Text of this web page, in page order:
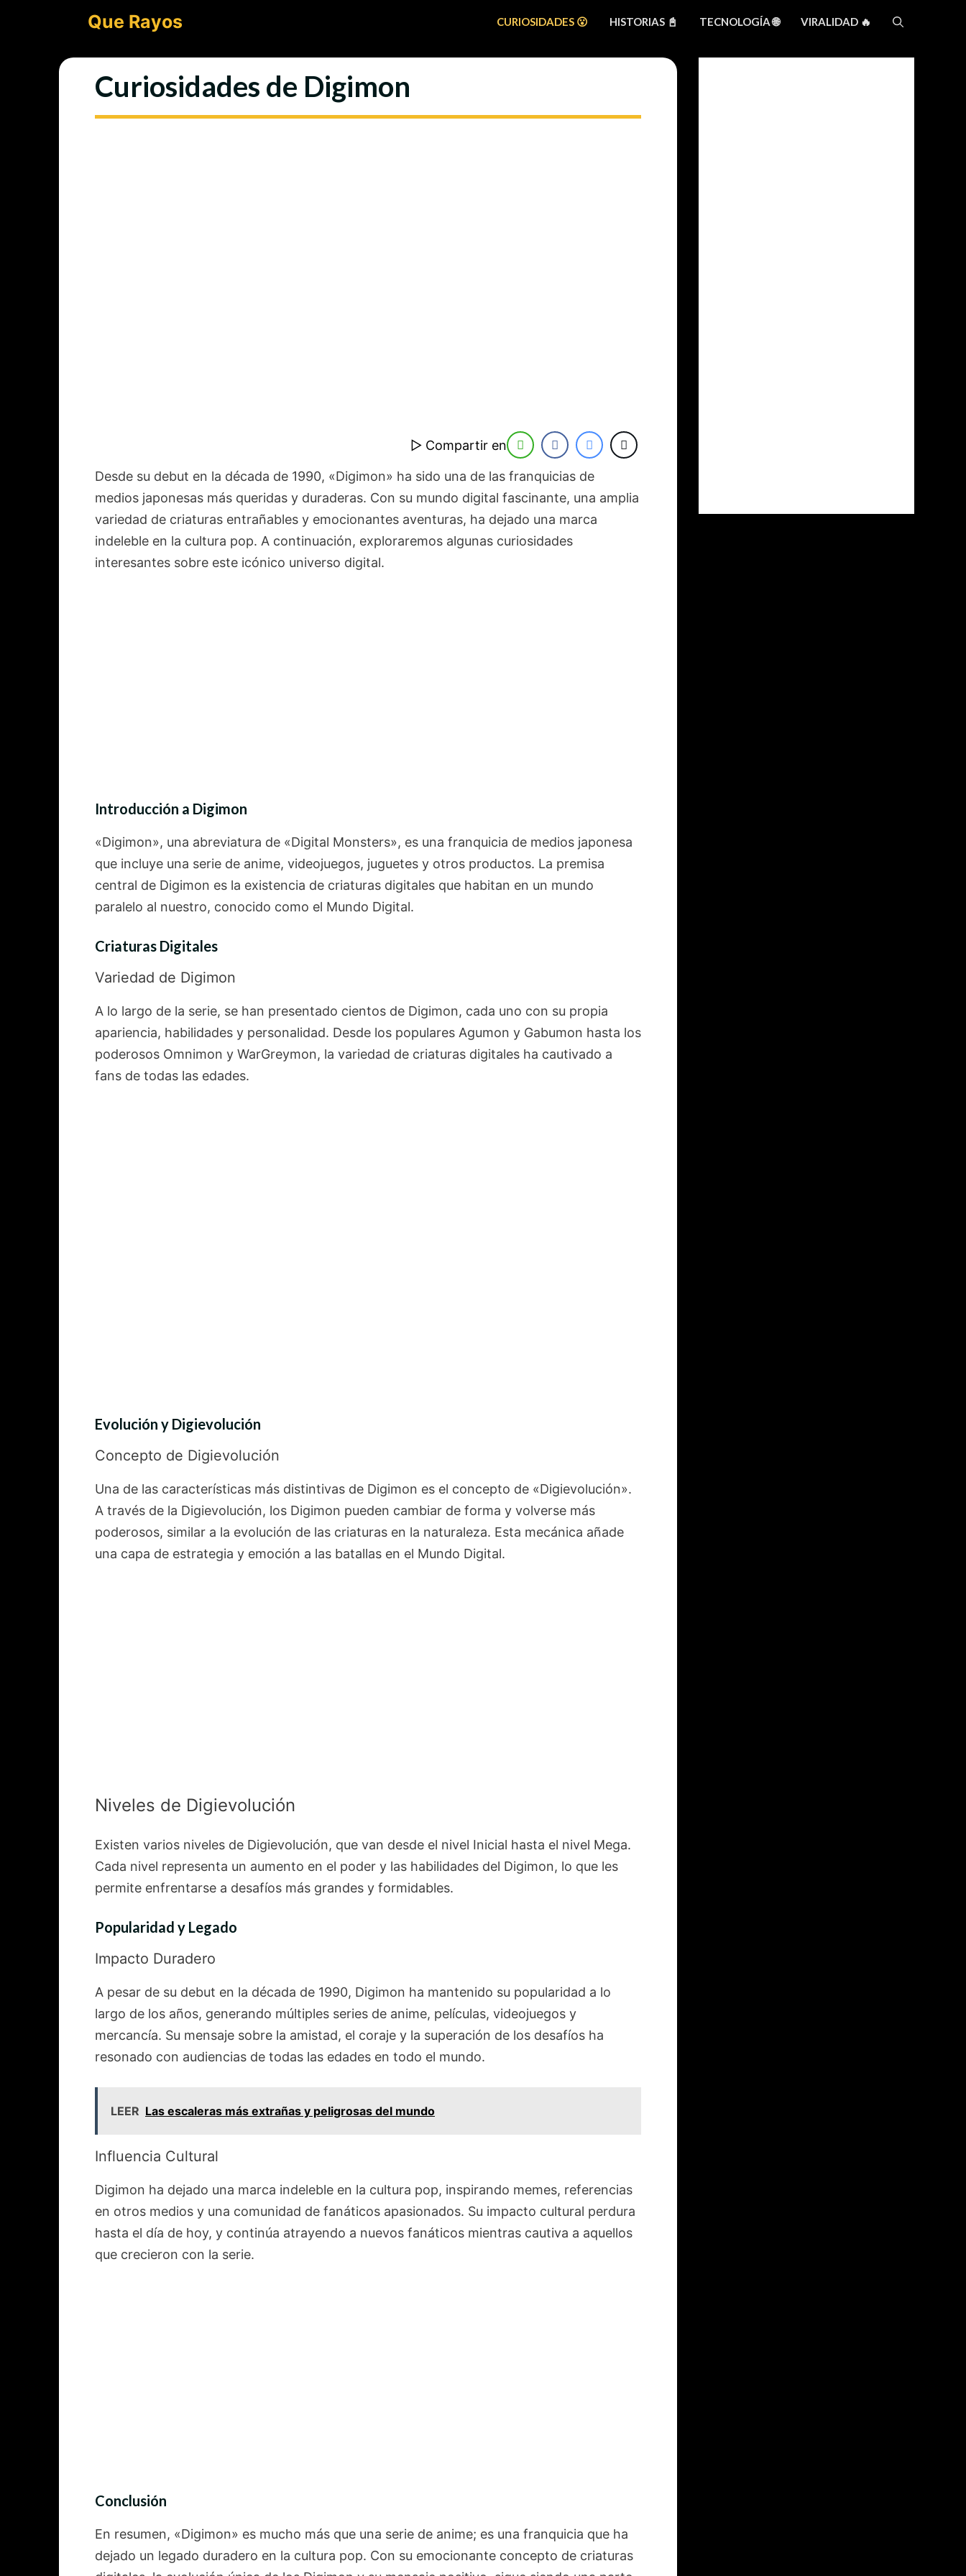
Que Rayos CURIOSIDADES 😮 HISTORIAS 📓 TECNOLOGÍA 🌐 VIRALIDAD 🔥
Curiosidades de Digimon
▷ Compartir en
Desde su debut en la década de 1990, «Digimon» ha sido una de las franquicias de
medios japonesas más queridas y duraderas. Con su mundo digital fascinante, una amplia
variedad de criaturas entrañables y emocionantes aventuras, ha dejado una marca
indeleble en la cultura pop. A continuación, exploraremos algunas curiosidades
interesantes sobre este icónico universo digital.
Introducción a Digimon
«Digimon», una abreviatura de «Digital Monsters», es una franquicia de medios japonesa
que incluye una serie de anime, videojuegos, juguetes y otros productos. La premisa
central de Digimon es la existencia de criaturas digitales que habitan en un mundo
paralelo al nuestro, conocido como el Mundo Digital.
Criaturas Digitales
Variedad de Digimon
A lo largo de la serie, se han presentado cientos de Digimon, cada uno con su propia
apariencia, habilidades y personalidad. Desde los populares Agumon y Gabumon hasta los
poderosos Omnimon y WarGreymon, la variedad de criaturas digitales ha cautivado a
fans de todas las edades.
Evolución y Digievolución
Concepto de Digievolución
Una de las características más distintivas de Digimon es el concepto de «Digievolución».
A través de la Digievolución, los Digimon pueden cambiar de forma y volverse más
poderosos, similar a la evolución de las criaturas en la naturaleza. Esta mecánica añade
una capa de estrategia y emoción a las batallas en el Mundo Digital.
Niveles de Digievolución
Existen varios niveles de Digievolución, que van desde el nivel Inicial hasta el nivel Mega.
Cada nivel representa un aumento en el poder y las habilidades del Digimon, lo que les
permite enfrentarse a desafíos más grandes y formidables.
Popularidad y Legado
Impacto Duradero
A pesar de su debut en la década de 1990, Digimon ha mantenido su popularidad a lo
largo de los años, generando múltiples series de anime, películas, videojuegos y
mercancía. Su mensaje sobre la amistad, el coraje y la superación de los desafíos ha
resonado con audiencias de todas las edades en todo el mundo.
LEER Las escaleras más extrañas y peligrosas del mundo
Influencia Cultural
Digimon ha dejado una marca indeleble en la cultura pop, inspirando memes, referencias
en otros medios y una comunidad de fanáticos apasionados. Su impacto cultural perdura
hasta el día de hoy, y continúa atrayendo a nuevos fanáticos mientras cautiva a aquellos
que crecieron con la serie.
Conclusión
En resumen, «Digimon» es mucho más que una serie de anime; es una franquicia que ha
dejado un legado duradero en la cultura pop. Con su emocionante concepto de criaturas